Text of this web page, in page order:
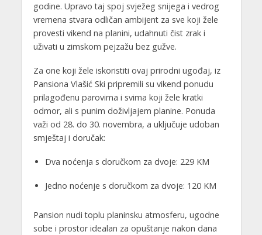
godine. Upravo taj spoj svježeg snijega i vedrog
vremena stvara odličan ambijent za sve koji žele
provesti vikend na planini, udahnuti čist zrak i
uživati u zimskom pejzažu bez gužve.
Za one koji žele iskoristiti ovaj prirodni ugođaj, iz
Pansiona Vlašić Ski pripremili su vikend ponudu
prilagođenu parovima i svima koji žele kratki
odmor, ali s punim doživljajem planine. Ponuda
važi od 28. do 30. novembra, a uključuje udoban
smještaj i doručak:
Dva noćenja s doručkom za dvoje: 229 KM
Jedno noćenje s doručkom za dvoje: 120 KM
Pansion nudi toplu planinsku atmosferu, ugodne
sobe i prostor idealan za opuštanje nakon dana